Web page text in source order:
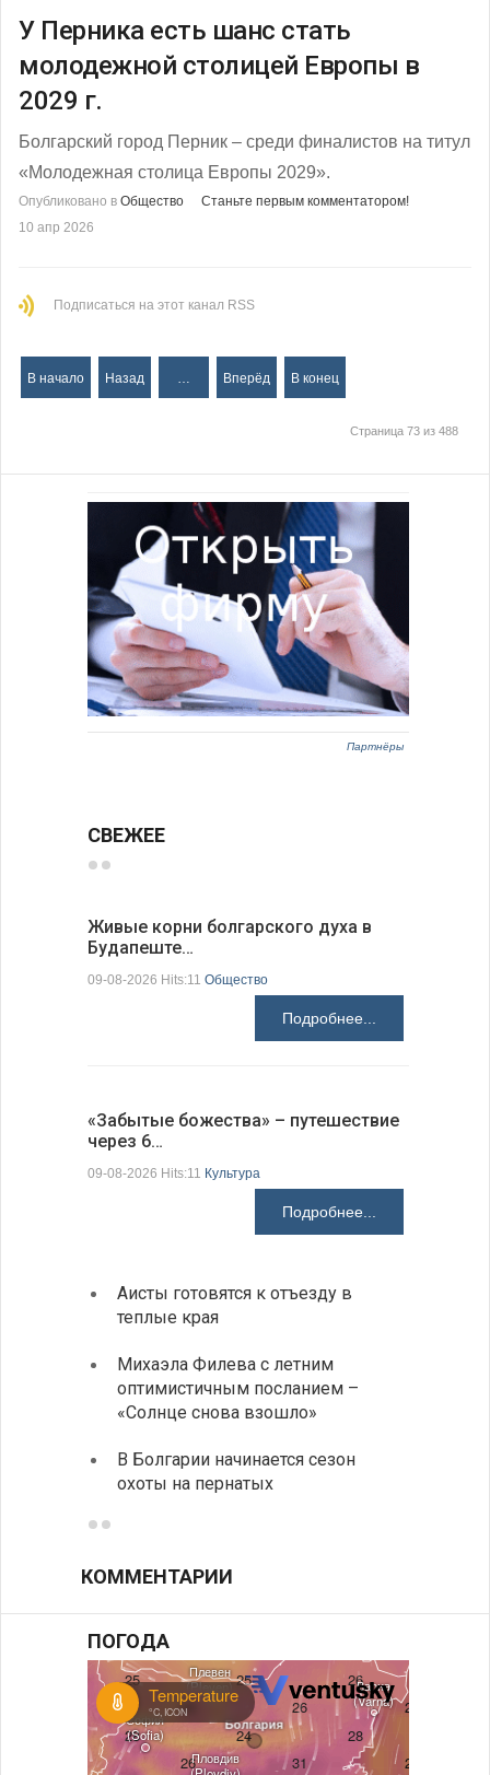
У Перника есть шанс стать
молодежной столицей Европы в
2029 г.
Болгарский город Перник – среди финалистов на титул
«Молодежная столица Европы 2029».
Опубликовано в Общество
Станьте первым комментатором!
10 апр 2026
Подписаться на этот канал RSS
В начало Назад … Вперёд В конец
Страница 73 из 488
Партнёры
СВЕЖЕЕ
Живые корни болгарского духа в
Будапеште…
09-08-2026 Hits:11 Общество
Подробнее...
«Забытые божества» – путешествие
через 6…
09-08-2026 Hits:11 Культура
Подробнее...
Аисты готовятся к отъезду в
теплые края
Михаэла Филева с летним
оптимистичным посланием –
«Солнце снова взошло»
В Болгарии начинается сезон
охоты на пернатых
КОММЕНТАРИИ
ПОГОДА